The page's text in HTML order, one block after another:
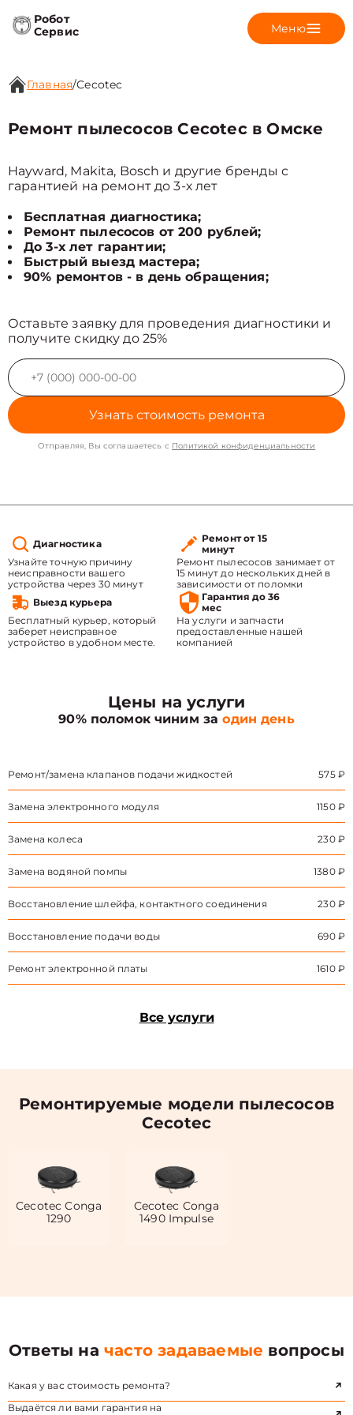
Робот
Сервис
Меню
Главная/Cecotec
Ремонт пылесосов Cecotec в Омске
Hayward, Makita, Bosch и другие бренды с
гарантией на ремонт до 3-х лет
Бесплатная диагностика;
Ремонт пылесосов от 200 рублей;
До 3-х лет гарантии;
Быстрый выезд мастера;
90% ремонтов - в день обращения;
Оставьте заявку для проведения диагностики и
получите скидку до 25%
Узнать стоимость ремонта
Отправляя, Вы соглашаетесь с Политикой конфиденциальности
Диагностика
Узнайте точную причину
неисправности вашего
устройства через 30 минут
Ремонт от 15
минут
Ремонт пылесосов занимает от
15 минут до нескольких дней в
зависимости от поломки
Выезд курьера
Бесплатный курьер, который
заберет неисправное
устройство в удобном месте.
Гарантия до 36
мес
На услуги и запчасти
предоставленные нашей
компанией
Цены на услуги
90% поломок чиним заодин день
Ремонт/замена клапанов подачи жидкостей 575 ₽
Замена электронного модуля 1150 ₽
Замена колеса 230 ₽
Замена водяной помпы 1380 ₽
Восстановление шлейфа, контактного соединения 230 ₽
Восстановление подачи воды 690 ₽
Ремонт электронной платы 1610 ₽
Все услуги
Ремонтируемые модели пылесосов
Cecotec
Cecotec Conga
1290
Cecotec Conga
1490 Impulse
Ответы начасто задаваемые вопросы
Какая у вас стоимость ремонта?
Выдаётся ли вами гарантия на